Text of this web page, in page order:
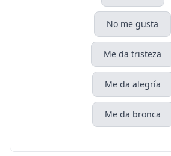
No me gusta
Me da tristeza
Me da alegría
Me da bronca